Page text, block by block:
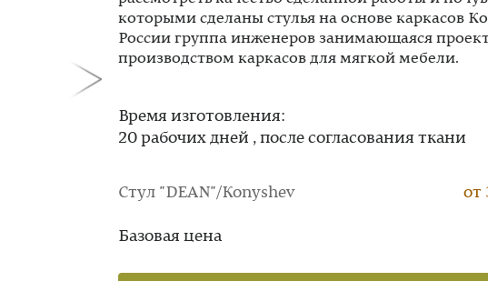
которыми сделаны стулья на основе каркасов
России группа инженеров занимающаяся
производством каркасов для мягкой мебели.
Время изготовления:
20 рабочих дней , после согласования ткани
Стул "DEAN"/Konyshev от
Базовая цена